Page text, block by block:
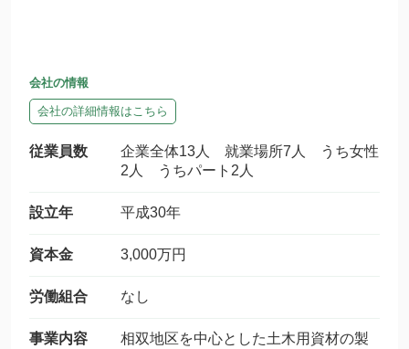
会社の情報
会社の詳細情報はこちら
従業員数
企業全体13人 就業場所7人 うち女性
2人 うちパート2人
設立年 平成30年
資本金 3,000万円
労働組合 なし
事業内容
相双地区を中心とした土木用資材の製